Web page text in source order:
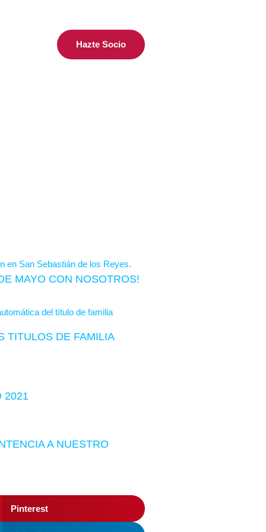
Hazte Socio
MAYO CON NOSOTROS!
TITULOS DE FAMILIA
2021
A NUESTRO
Pinterest